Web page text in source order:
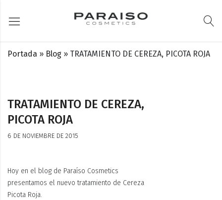
Portada » Blog » TRATAMIENTO DE CEREZA, PICOTA ROJA
TRATAMIENTO DE CEREZA,
PICOTA ROJA
6 DE NOVIEMBRE DE 2015
Hoy en el blog de Paraíso Cosmetics
presentamos el nuevo tratamiento de Cereza
Picota Roja.